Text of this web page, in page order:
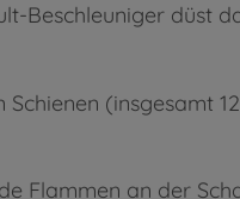
Beschleuniger düst
(insgesamt
Flammen an der